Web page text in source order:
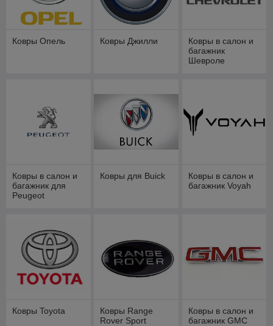
Ковры Опель Ковры Джилли
Ковры в салон и
багажник
Шевроле
Ковры в салон и
багажник для
Peugeot
Ковры для Buick
Ковры в салон и
багажник Voyah
Ковры Toyota
Ковры Range
Rover Sport
Ковры в салон и
багажник GMC